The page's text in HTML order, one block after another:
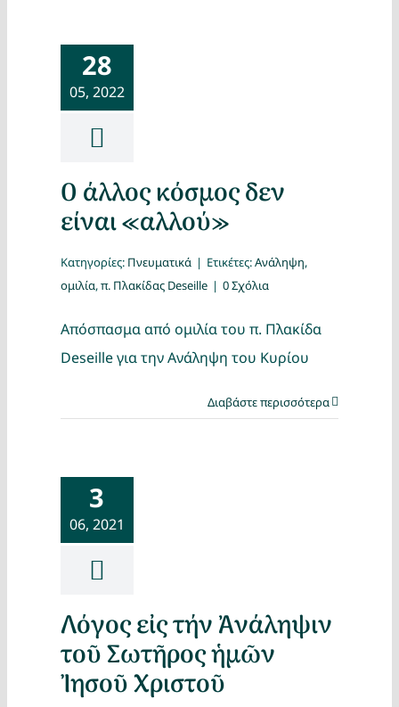
28
05, 2022
Ο άλλος κόσμος δεν
είναι «αλλού»
Κατηγορίες: Πνευματικά | Ετικέτες:Ανάληψη,
ομιλία,π. Πλακίδας Deseille | 0 Σχόλια
Απόσπασμα από ομιλία του π. Πλακίδα
Deseille για την Ανάληψη του Κυρίου
Διαβάστε περισσότερα
3
06, 2021
Λόγος εἰς τήν Ἀνάληψιν
τοῦ Σωτῆρος ἡμῶν
Ἰησοῦ Χριστοῦ